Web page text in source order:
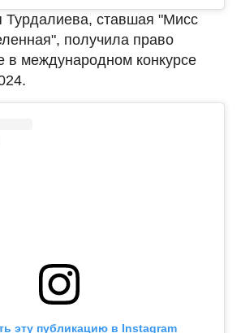
Турдалиева, ставшая "Мисс
получила право
в международном конкурсе
эту публикацию в Instagram